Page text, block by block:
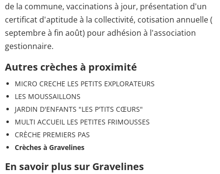
de la commune, vaccinations à jour, présentation d'un
certificat d'aptitude à la collectivité, cotisation annuelle (
septembre à fin août) pour adhésion à l'association
gestionnaire.
Autres crèches à proximité
MICRO CRECHE LES PETITS EXPLORATEURS
LES MOUSSAILLONS
JARDIN D'ENFANTS "LES P'TITS CŒURS"
MULTI ACCUEIL LES PETITES FRIMOUSSES
CRÈCHE PREMIERS PAS
Crèches à Gravelines
En savoir plus sur Gravelines